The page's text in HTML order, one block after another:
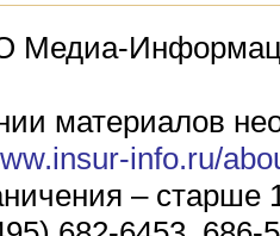
Медиа-
материалов
info.ru/
– старше